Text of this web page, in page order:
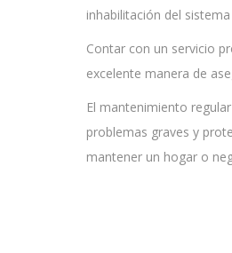
inhabilitación del
Contar con un servicio
excelente manera de
El mantenimiento
problemas graves y
mantener un hogar o